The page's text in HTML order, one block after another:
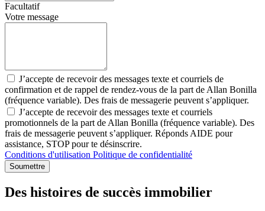
Facultatif
Votre message
J’accepte de recevoir des messages texte et courriels de
confirmation et de rappel de rendez-vous de la part de Allan Bonilla
(fréquence variable). Des frais de messagerie peuvent s’appliquer.
J’accepte de recevoir des messages texte et courriels
promotionnels de la part de Allan Bonilla (fréquence variable). Des
frais de messagerie peuvent s’appliquer. Réponds AIDE pour
assistance, STOP pour te désinscrire.
Conditions d'utilisation Politique de confidentialité
Soumettre
Des histoires de succès immobilier